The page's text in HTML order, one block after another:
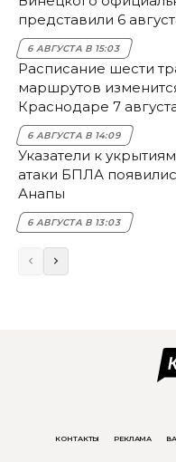
представили 6
6 АВГУСТА В 15:03
Расписание шести
маршрутов
Краснодаре 7
6 АВГУСТА В 14:09
Указатели к
атаки БПЛА
Анапы
6 АВГУСТА В 13:03
КОНТАКТЫ РЕКЛАМА